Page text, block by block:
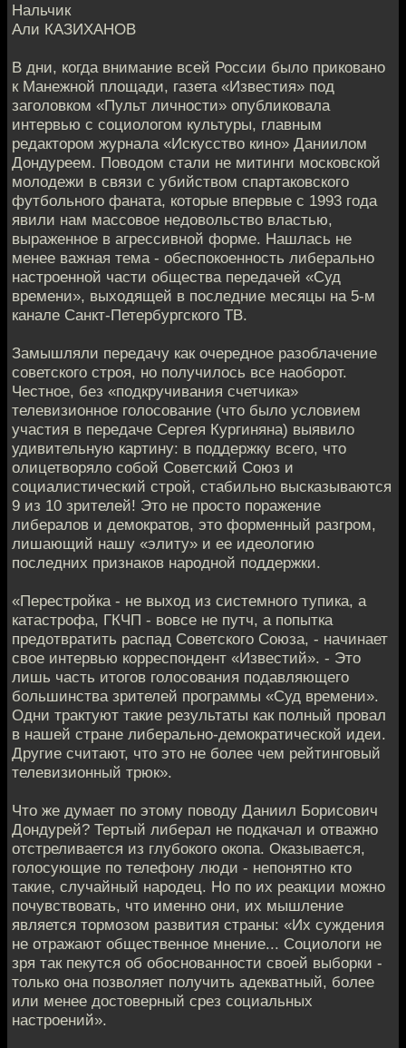
Нальчик
Али КАЗИХАНОВ
В дни, когда внимание всей России было приковано
к Манежной площади, газета «Известия» под
заголовком «Пульт личности» опубликовала
интервью с социологом культуры, главным
редактором журнала «Искусство кино» Даниилом
Дондуреем. Поводом стали не митинги московской
молодежи в связи с убийством спартаковского
футбольного фаната, которые впервые с 1993 года
явили нам массовое недовольство властью,
выраженное в агрессивной форме. Нашлась не
менее важная тема - обеспокоенность либерально
настроенной части общества передачей «Суд
времени», выходящей в последние месяцы на 5-м
канале Санкт-Петербургского ТВ.
Замышляли передачу как очередное разоблачение
советского строя, но получилось все наоборот.
Честное, без «подкручивания счетчика»
телевизионное голосование (что было условием
участия в передаче Сергея Кургиняна) выявило
удивительную картину: в поддержку всего, что
олицетворяло собой Советский Союз и
социалистический строй, стабильно высказываются
9 из 10 зрителей! Это не просто поражение
либералов и демократов, это форменный разгром,
лишающий нашу «элиту» и ее идеологию
последних признаков народной поддержки.
«Перестройка - не выход из системного тупика, а
катастрофа, ГКЧП - вовсе не путч, а попытка
предотвратить распад Советского Союза, - начинает
свое интервью корреспондент «Известий». - Это
лишь часть итогов голосования подавляющего
большинства зрителей программы «Суд времени».
Одни трактуют такие результаты как полный провал
в нашей стране либерально-демократической идеи.
Другие считают, что это не более чем рейтинговый
телевизионный трюк».
Что же думает по этому поводу Даниил Борисович
Дондурей? Тертый либерал не подкачал и отважно
отстреливается из глубокого окопа. Оказывается,
голосующие по телефону люди - непонятно кто
такие, случайный народец. Но по их реакции можно
почувствовать, что именно они, их мышление
является тормозом развития страны: «Их суждения
не отражают общественное мнение... Социологи не
зря так пекутся об обоснованности своей выборки -
только она позволяет получить адекватный, более
или менее достоверный срез социальных
настроений».